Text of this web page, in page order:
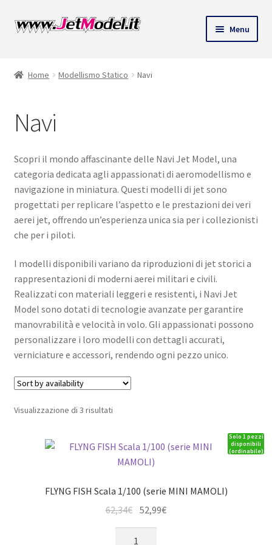
Vai
alla
Vai
Menu
Home Modellismo Statico Navi
Navi
Scopri il mondo affascinante delle Navi Jet Model, una
categoria dedicata agli appassionati di aeromodellismo e
navigazione in miniatura. Questi modelli di jet sono
progettati per replicare l’aspetto e le prestazioni dei veri
aerei jet, offrendo un’esperienza unica sia per i collezionisti
che per i piloti.
I modelli disponibili variano da riproduzioni di jet storici a
rappresentazioni di moderni aerei militari e civili.
Realizzati con materiali leggeri e resistenti, i Navi Jet
Model sono dotati di tecnologie avanzate per garantire
manovrabilità e velocità in volo. Gli appassionati possono
personalizzare i loro modelli con dettagli accurati,
verniciature e accessori, rendendo ogni pezzo unico.
Visualizzazione di 3 risultati
Solo 1 pezzi
disponibili
(ordinabile)
FLYNG FISH Scala 1/100 (serie MINI MAMOLI)
62,34€
originale
52,99€Il